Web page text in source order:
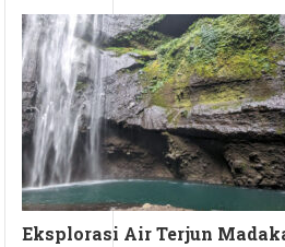
Eksplorasi Air Terjun